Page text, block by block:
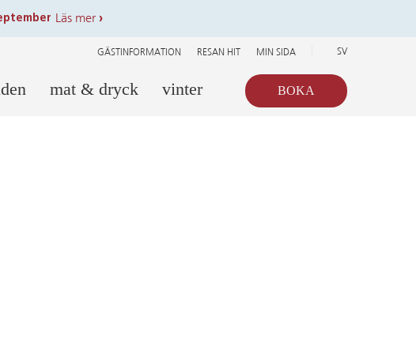
Läs mer ›
GÄSTINFORMATION RESAN HIT MIN SIDA SV
mat & dryck vinter BOKA